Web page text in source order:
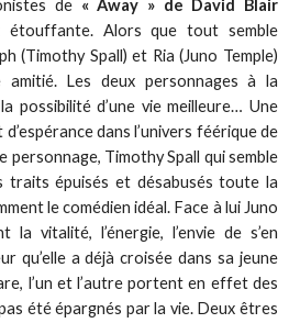
de « Away » de David Blair
Alors que tout semble
(Timothy Spall) et Ria (Juno Temple)
amitié. Les deux personnages à la
possibilité d’une vie meilleure… Une
dans l’univers féérique de
personnage, Timothy Spall qui semble
traits épuisés et désabusés toute la
le comédien idéal. Face à lui Juno
la vitalité, l’énergie, l’envie de s’en
qu’elle a déjà croisée dans sa jeune
l’un et l’autre portent en effet des
été épargnés par la vie. Deux êtres